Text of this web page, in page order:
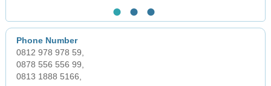
● ● ●
0812 978 978 59,
0878 556 556 99,
0813 1888 5166,